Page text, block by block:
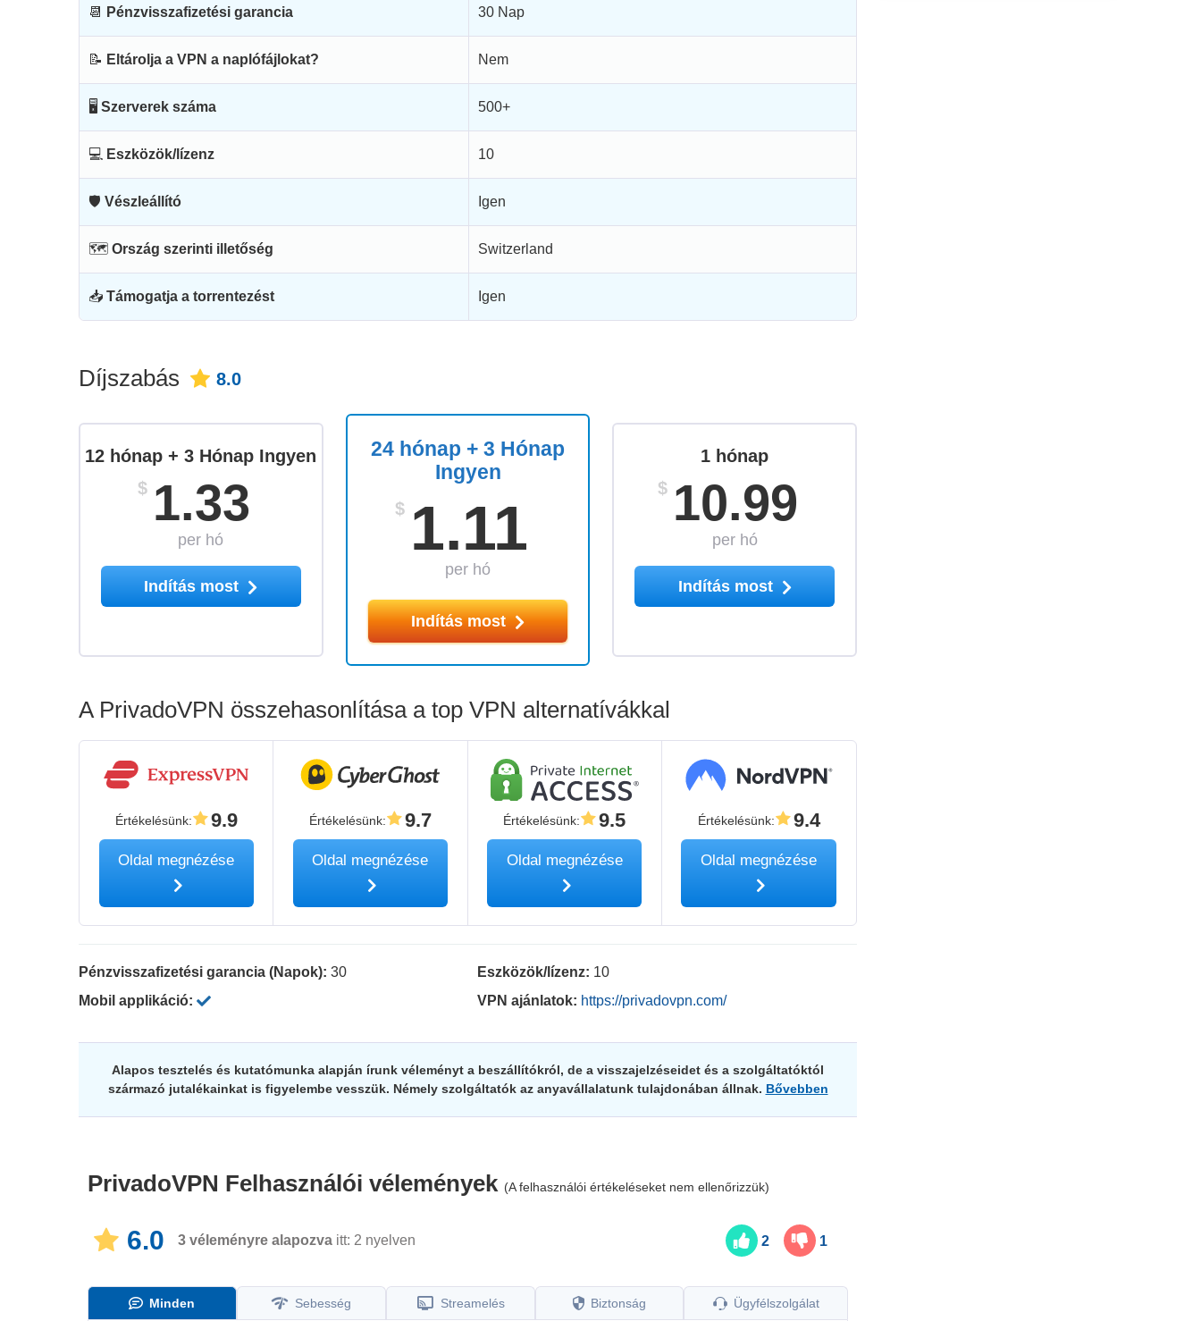
📆 Pénzvisszafizetési garancia 30 Nap
📝 Eltárolja a VPN a naplófájlokat? Nem
🖥 Szerverek száma 500+
💻 Eszközök/lízenz 10
🛡 Vészleállító Igen
🗺 Ország szerinti illetőség Switzerland
📥 Támogatja a torrentezést Igen
Díjszabás 8.0
24 hónap + 3 Hónap
Ingyen
$ 1.11
per hó
Indítás most
12 hónap + 3 Hónap Ingyen
$ 1.33
per hó
Indítás most
1 hónap
$ 10.99
per hó
Indítás most
A PrivadoVPN összehasonlítása a top VPN alternatívákkal
Értékelésünk: 9.9
Oldal megnézése
Értékelésünk: 9.7
Oldal megnézése
Értékelésünk: 9.5
Oldal megnézése
Értékelésünk: 9.4
Oldal megnézése
Pénzvisszafizetési garancia (Napok): 30
Mobil applikáció:
Eszközök/lízenz: 10
VPN ajánlatok: https://privadovpn.com/
Alapos tesztelés és kutatómunka alapján írunk véleményt a beszállítókról, de a visszajelzéseidet és a szolgáltatóktól
származó jutalékainkat is figyelembe vesszük. Némely szolgáltatók az anyavállalatunk tulajdonában állnak. Bővebben
PrivadoVPN Felhasználói vélemények (A felhasználói értékeléseket nem ellenőrizzük)
6.0 3 véleményre alapozva itt: 2 nyelven 2 1
Minden Sebesség Streamelés Biztonság Ügyfélszolgálat